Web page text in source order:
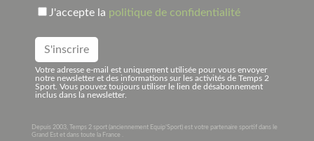
J'accepte la politique de confidentialité
Votre adresse e-mail est uniquement utilisée pour vous envoyer
notre newsletter et des informations sur les activités de Temps 2
Sport. Vous pouvez toujours utiliser le lien de désabonnement
inclus dans la newsletter.
Depuis 2003, Temps 2 sport (anciennement Equip’Sport) est votre partenaire sportif dans le
Grand Est et dans toute la France .